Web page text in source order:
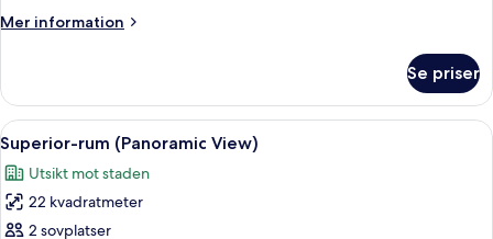
(Panoramic)
Mer information
Mer
rum
sjöutsikt
(Panoramic)
Se priser
Öppna
alla
foton
för
Superior-
Ett hotellrum med två sängar, ett
15
Superior-rum (Panoramic View)
Utsikt mot staden
22 kvadratmeter
2 sovplatser